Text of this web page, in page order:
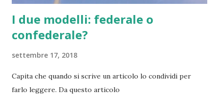
I due modelli: federale o
confederale?
settembre 17, 2018
Capita che quando si scrive un articolo lo condividi per
farlo leggere. Da questo articolo